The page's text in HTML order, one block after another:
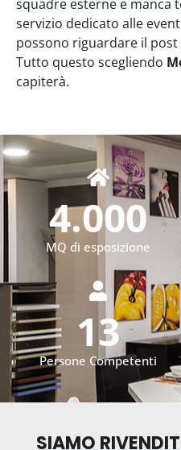
squadre esterne e manca
servizio dedicato alle
possono riguardare il post
Tutto questo scegliendo
capiterà.
MQ di esposizione
4.000
Persone Competenti
13
SIAMO